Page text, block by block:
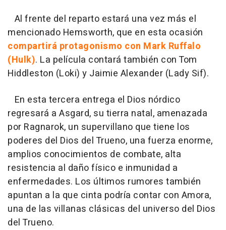
Al frente del reparto estará una vez más el
mencionado Hemsworth, que en esta ocasión
compartirá protagonismo con Mark Ruffalo
(Hulk). La película contará también con Tom
Hiddleston (Loki) y Jaimie Alexander (Lady Sif).
En esta tercera entrega el Dios nórdico
regresará a Asgard, su tierra natal, amenazada
por Ragnarok, un supervillano que tiene los
poderes del Dios del Trueno, una fuerza enorme,
amplios conocimientos de combate, alta
resistencia al daño físico e inmunidad a
enfermedades. Los últimos rumores también
apuntan a la que cinta podría contar con Amora,
una de las villanas clásicas del universo del Dios
del Trueno.